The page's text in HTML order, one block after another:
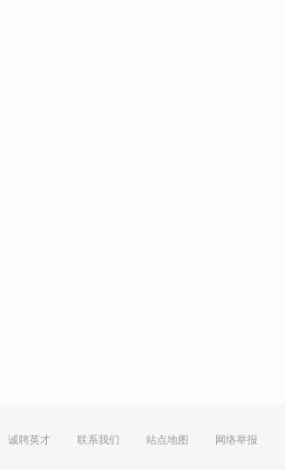
诚聘英才 联系我们 站点地图 网络举报